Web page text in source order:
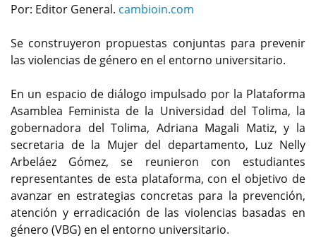
Por: Editor General. cambioin.com
Se construyeron propuestas conjuntas para prevenir
las violencias de género en el entorno universitario.
En un espacio de diálogo impulsado por la Plataforma
Asamblea Feminista de la Universidad del Tolima, la
gobernadora del Tolima, Adriana Magali Matiz, y la
secretaria de la Mujer del departamento, Luz Nelly
Arbeláez Gómez, se reunieron con estudiantes
representantes de esta plataforma, con el objetivo de
avanzar en estrategias concretas para la prevención,
atención y erradicación de las violencias basadas en
género (VBG) en el entorno universitario.